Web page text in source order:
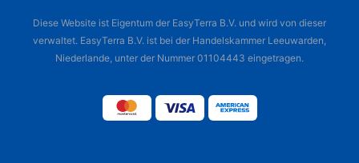
Diese Website ist Eigentum der EasyTerra B.V. und wird von dieser
verwaltet. EasyTerra B.V. ist bei der Handelskammer Leeuwarden,
Niederlande, unter der Nummer 01104443 eingetragen.